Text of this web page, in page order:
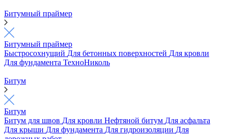
Битумный праймер
Битумный праймер
Быстросохнущий Для бетонных поверхностей Для кровли
Для фундамента ТехноНиколь
Битум
Битум
Битум для швов Для кровли Нефтяной битум Для асфальта
Для крыши Для фундамента Для гидроизоляции Для